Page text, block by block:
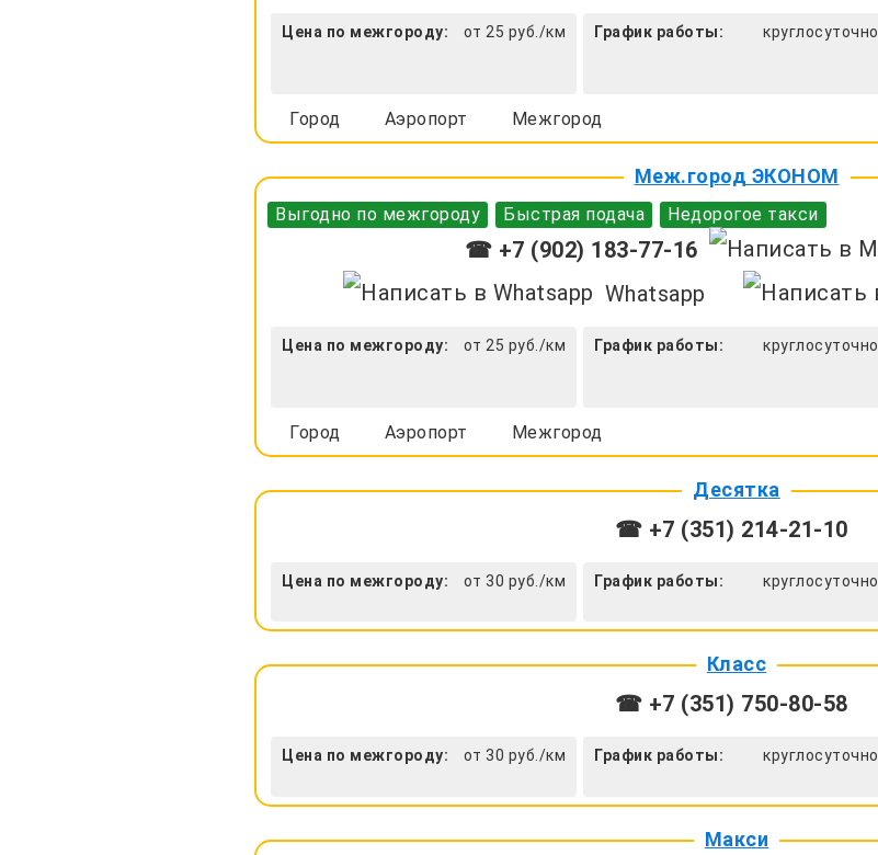
Цена по межгороду: от 25 руб./км График работы: круглосуточно
Город Аэропорт Межгород
Меж.город ЭКОНОМ
Выгодно по межгороду Быстрая подача Недорогое такси
☎ +7 (902) 183-77-16
Whatsapp
Цена по межгороду: от 25 руб./км График работы: круглосуточно
Город Аэропорт Межгород
Десятка
☎ +7 (351) 214-21-10
Цена по межгороду: от 30 руб./км График работы: круглосуточно
Класс
☎ +7 (351) 750-80-58
Цена по межгороду: от 30 руб./км График работы: круглосуточно
Макси